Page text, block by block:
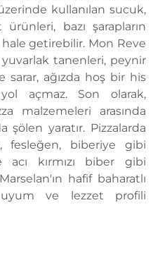
kullanılan sucuk,
bazı şarapların
getirebilir. Mon Reve
tanenleri, peynir
sarar, ağızda hoş bir his
yol açmaz. Son olarak,
malzemeleri arasında
şölen yaratır. Pizzalarda
fesleğen, biberiye gibi
kırmızı biber gibi
hafif baharatlı
ve lezzet profili